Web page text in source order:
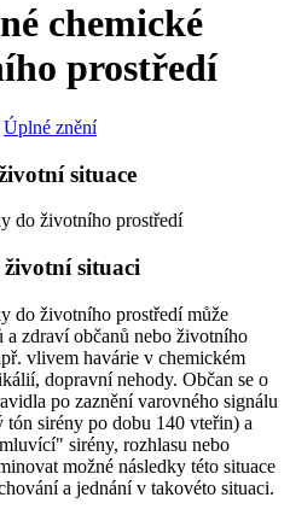
chemické
prostředí
Úplné znění
situace
do životního prostředí
situaci
do životního prostředí může
a zdraví občanů nebo životního
vlivem havárie v chemickém
dopravní nehody. Občan se o
po zaznění varovného signálu
sirény po dobu 140 vteřin) a
sirény, rozhlasu nebo
možné následky této situace
a jednání v takovéto situaci.